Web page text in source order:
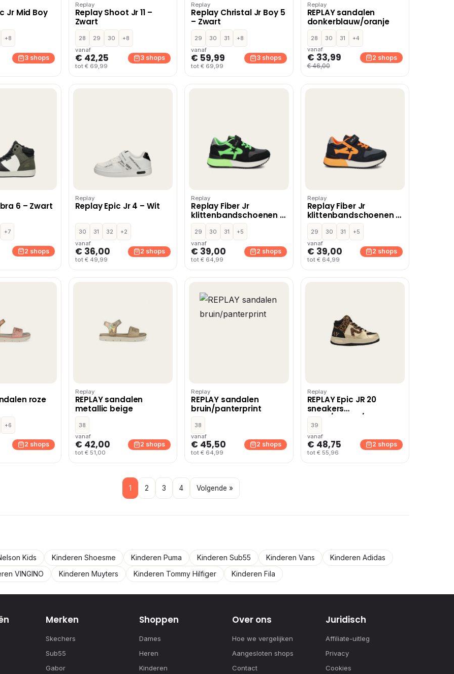
Jr Mid Boy
+8
3 shops
Replay
Replay Shoot Jr 11 –
Zwart
28 29 30
+8
vanaf
€ 42,25
tot € 69,99
3 shops
Replay
Replay Christal Jr Boy 5
– Zwart
29 30 31
+8
vanaf
€ 59,99
tot € 69,99
3 shops
Replay
REPLAY sandalen
donkerblauw/oranje
28 30 31
+4
vanaf
€ 33,99
€ 46,00
2 shops
6 – Zwart
+7
2 shops
Replay
Replay Epic Jr 4 – Wit
30 31 32
+2
vanaf
€ 36,00
tot € 49,99
2 shops
Replay
Replay Fiber Jr
klittenbandschoenen –
Zwart
29 30 31
+5
vanaf
€ 39,00
tot € 64,99
2 shops
Replay
Replay Fiber Jr
klittenbandschoenen –
Blauw
29 30 31
+5
vanaf
€ 39,00
tot € 64,99
2 shops
roze
+6
2 shops
Replay
REPLAY sandalen
metallic beige
38
vanaf
€ 42,00
tot € 51,00
2 shops
Replay
REPLAY sandalen
bruin/panterprint
38
vanaf
€ 45,50
tot € 64,99
2 shops
Replay
REPLAY Epic JR 20
sneakers
zwart/panter/goud
39
vanaf
€ 48,75
tot € 55,96
2 shops
1 2 3 4 Volgende »
Kids Kinderen Shoesme Kinderen Puma Kinderen Sub55 Kinderen Vans
Kinderen Adidas
VINGINO Kinderen Muyters Kinderen Tommy Hilfiger Kinderen Fila
Merken
Skechers
Sub55
Gabor
Shoppen
Dames
Heren
Kinderen
Over ons
Hoe we vergelijken
Aangesloten shops
Contact
Juridisch
Affiliate-uitleg
Privacy
Cookies